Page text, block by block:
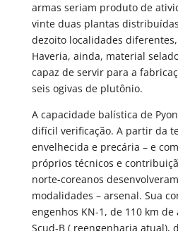
armas seriam produto de
vinte duas plantas
dezoito localidades
Haveria, ainda, material
capaz de servir para a
seis ogivas de plutônio.
A capacidade balística de
difícil verificação. A partir da
envelhecida e precária – e
próprios técnicos e
norte-coreanos
modalidades – arsenal. Sua
engenhos KN-1, de 110 km
Scud-B ( reengenharia atual),